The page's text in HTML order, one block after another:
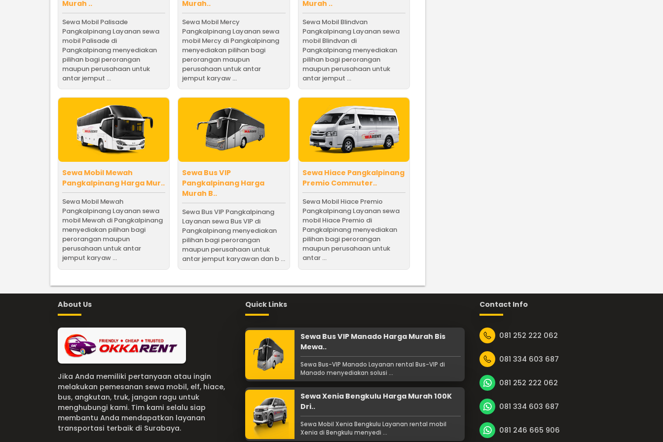
Murah ..
Sewa Mobil Palisade
Pangkalpinang Layanan sewa
mobil Palisade di
Pangkalpinang menyediakan
pilihan bagi perorangan
maupun perusahaan untuk
antar jemput ...
Murah..
Sewa Mobil Mercy
Pangkalpinang Layanan sewa
mobil Mercy di Pangkalpinang
menyediakan pilihan bagi
perorangan maupun
perusahaan untuk antar
jemput karyaw ...
Murah ..
Sewa Mobil Blindvan
Pangkalpinang Layanan sewa
mobil Blindvan di
Pangkalpinang menyediakan
pilihan bagi perorangan
maupun perusahaan untuk
antar jemput ...
Sewa Mobil Mewah
Pangkalpinang Harga Mur..
Sewa Mobil Mewah
Pangkalpinang Layanan sewa
mobil Mewah di Pangkalpinang
menyediakan pilihan bagi
perorangan maupun
perusahaan untuk antar
jemput karyaw ...
Sewa Bus VIP
Pangkalpinang Harga
Murah B..
Sewa Bus VIP Pangkalpinang
Layanan sewa Bus VIP di
Pangkalpinang menyediakan
pilihan bagi perorangan
maupun perusahaan untuk
antar jemput karyawan dan b ...
Sewa Hiace Pangkalpinang
Premio Commuter..
Sewa Mobil Hiace Premio
Pangkalpinang Layanan sewa
mobil Hiace Premio di
Pangkalpinang menyediakan
pilihan bagi perorangan
maupun perusahaan untuk
antar ...
About Us
Jika Anda memiliki pertanyaan atau ingin
melakukan pemesanan sewa mobil, elf, hiace,
bus, angkutan, truk, jangan ragu untuk
menghubungi kami. Tim kami selalu siap
membantu Anda mendapatkan layanan
transportasi terbaik di Surabaya.
Quick Links
Sewa Bus VIP Manado Harga Murah Bis
Mewa..
Sewa Bus-VIP Manado Layanan rental Bus-VIP di
Manado menyediakan solusi ...
Sewa Xenia Bengkulu Harga Murah 100K
Dri..
Sewa Mobil Xenia Bengkulu Layanan rental mobil
Xenia di Bengkulu menyedi ...
Contact Info
081 252 222 062
081 334 603 687
081 252 222 062
081 334 603 687
081 246 665 906